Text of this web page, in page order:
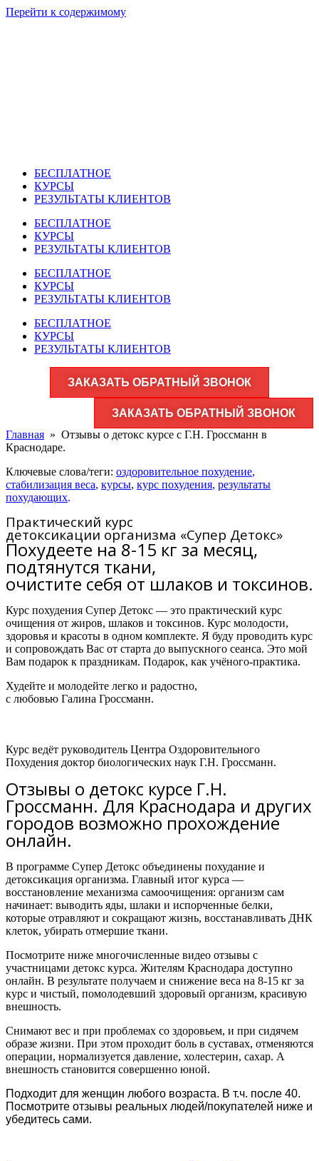
Перейти к содержимому
БЕСПЛАТНОЕ
КУРСЫ
РЕЗУЛЬТАТЫ КЛИЕНТОВ
БЕСПЛАТНОЕ
КУРСЫ
РЕЗУЛЬТАТЫ КЛИЕНТОВ
БЕСПЛАТНОЕ
КУРСЫ
РЕЗУЛЬТАТЫ КЛИЕНТОВ
БЕСПЛАТНОЕ
КУРСЫ
РЕЗУЛЬТАТЫ КЛИЕНТОВ
ЗАКАЗАТЬ ОБРАТНЫЙ ЗВОНОК
ЗАКАЗАТЬ ОБРАТНЫЙ ЗВОНОК
Главная » Отзывы о детокс курсе с Г.Н. Гроссманн в
Краснодаре.
Ключевые слова/теги: оздоровительное похудение,
стабилизация веса, курсы, курс похудения, результаты
похудающих.
Практический курс
детоксикации организма «Супер Детокс»
Похудеете на 8-15 кг за месяц,
подтянутся ткани,
очистите себя от шлаков и токсинов.
Курс похудения Супер Детокс — это практический курс
очищения от жиров, шлаков и токсинов. Курс молодости,
здоровья и красоты в одном комплекте. Я буду проводить курс
и сопровождать Вас от старта до выпускного сеанса. Это мой
Вам подарок к праздникам. Подарок, как учёного-практика.
Худейте и молодейте легко и радостно,
с любовью Галина Гроссманн.
Курс ведёт руководитель Центра Оздоровительного
Похудения доктор биологических наук Г.Н. Гроссманн.
Отзывы о детокс курсе Г.Н.
Гроссманн. Для Краснодара и других
городов возможно прохождение
онлайн.
В программе Супер Детокс объединены похудание и
детоксикация организма. Главный итог курса —
восстановление механизма самоочищения: организм сам
начинает: выводить яды, шлаки и испорченные белки,
которые отравляют и сокращают жизнь, восстанавливать ДНК
клеток, убирать отмершие ткани.
Посмотрите ниже многочисленные видео отзывы с
участницами детокс курса. Жителям Краснодара доступно
онлайн. В результате получаем и снижение веса на 8-15 кг за
курс и чистый, помолодевший здоровый организм, красивую
внешность.
Снимают вес и при проблемах со здоровьем, и при сидячем
образе жизни. При этом проходит боль в суставах, отменяются
операции, нормализуется давление, холестерин, сахар. А
внешность становится совершенно юной.
Подходит для женщин любого возраста. В т.ч. после 40.
Посмотрите отзывы реальных людей/покупателей ниже и
убедитесь сами.